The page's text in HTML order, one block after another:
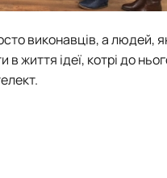
виконавців, а людей,
життя ідеї, котрі до